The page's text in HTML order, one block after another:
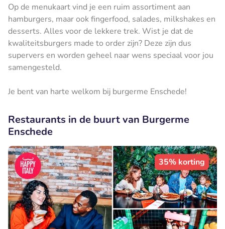
Op de menukaart vind je een ruim assortiment aan
hamburgers, maar ook fingerfood, salades, milkshakes en
desserts. Alles voor de lekkere trek. Wist je dat de
kwaliteitsburgers made to order zijn? Deze zijn dus
supervers en worden geheel naar wens speciaal voor jou
samengesteld.
Je bent van harte welkom bij burgerme Enschede!
Restaurants in de buurt van Burgerme
Enschede
35% korting